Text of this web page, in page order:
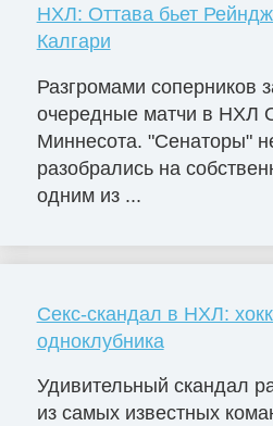
НХЛ: Оттава бьет
Калгари
Разгромами соперников
очередные матчи в НХЛ
Миннесота. "Сенаторы"
разобрались на
одним из ...
Секс-скандал в НХЛ:
одноклубника
Удивительный скандал
из самых известных